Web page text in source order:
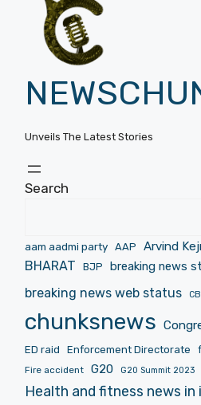
Unveils The Latest Stories
Search
aam aadmi party AAP Arvind
BHARAT BJP breaking news
breaking news web status
chunksnews
ED raid
Enforcement Directorate
Fire accident G20 G20 Summit 2023
Health and fitness news in